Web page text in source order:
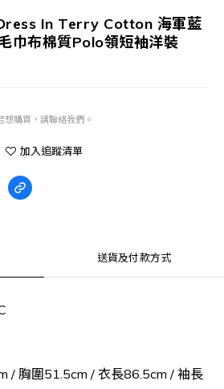
In Terry Cotton 海軍藍
巾布棉質Polo領短袖洋裝
想購買，請聯絡我們。
加入追蹤清單
送貨及付款方式
/ 胸圍51.5cm / 衣長86.5cm / 袖長